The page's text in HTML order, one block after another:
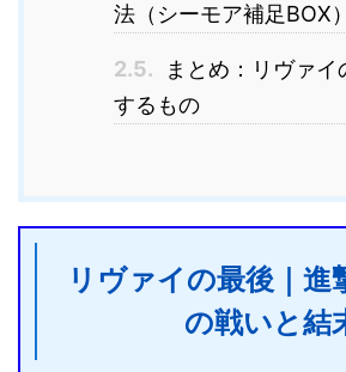
法（シーモア補足BOX）
2.5.
まとめ：リヴァイ
するもの
リヴァイの最後｜進
の戦いと結